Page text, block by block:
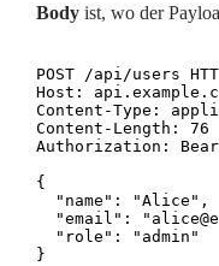
Body ist, wo der
POST /api/users
Host:
Content-Type:
Content-Length: 76
Authorization:
{
  "name": "Alice",
"email":
  "role": "admin"
}